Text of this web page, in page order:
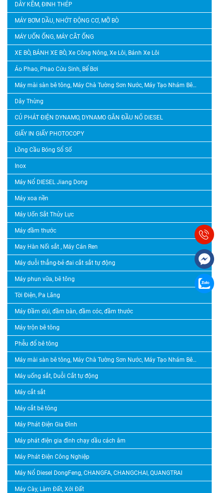
DÂY KẼM, ĐINH THÉP
MÁY BƠM DẦU, NHỚT ĐỘNG CƠ, MỠ BÒ
MÁY UỐN ỐNG, MÁY CẮT ỐNG
XE BÒ, BÁNH XE BÒ, Xe Công Nông, Xe Lôi, Bánh Xe Lôi
Áo Phao, Phao Cứu Sinh, Bể Bơi
Máy mài sàn bê tông, Máy Chà Tường Sơn Nước, Máy Tạo Nhám Bê Tông, Máy Băm Bê Tông
Dây Thừng
CỦ PHÁT ĐIỆN DYNAMO, DYNAMO GẮN ĐẦU NỔ DIESEL
GIẤY IN GIẤY PHOTOCOPY
Lồng Cầu Bóng Sổ Số
Inox
Máy Nổ DIESEL Jiang Dong
Máy xoa nền
Máy Uốn Sắt Thủy Lực
Máy đầm thước
May Hàn Nối sắt , Máy Cán Ren
Máy duỗi thẳng-bẻ đai cắt sắt tự động
Máy phun vữa, bê tông
Tời Điện, Pa Lăng
Máy Đầm dùi, đầm bàn, đầm cóc, đầm thước
Máy trộn bê tông
Phễu đổ bê tông
Máy mài sàn bê tông, Máy Chà Tường Sơn Nước, Máy Tạo Nhám Bê Tông, Máy Băm Bê Tông
Máy uống sắt, Duỗi Cắt tự động
Máy cắt sắt
Máy cắt bê tông
Máy Phát Điện Gia Đình
Máy phát điện gia đình chạy dầu cách âm
Máy Phát Điện Công Nghiệp
Máy Nổ Diesel DongFeng, CHANGFA, CHANGCHAI, QUANGTRAI
Máy Cày, Làm Đất, Xới Đất